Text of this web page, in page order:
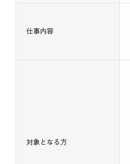
仕事内容
対象となる方